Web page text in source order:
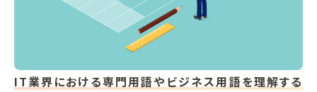
IT業界における専門用語やビジネス用語を理解する